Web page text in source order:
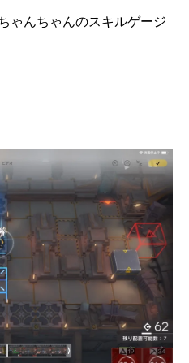
ゃんちゃんのスキルゲージ